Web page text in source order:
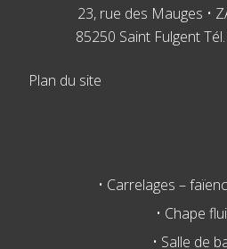
23, rue des Mauges •
85250 Saint Fulgent
Plan du site
• Carrelages –
• Chape
• Salle de